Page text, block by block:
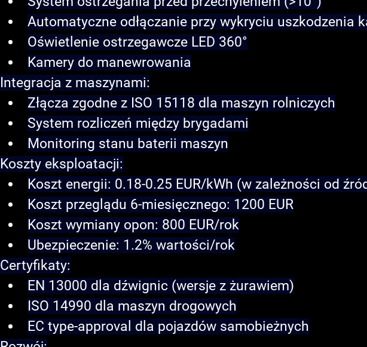
Automatyczne odłączanie przy wykryciu uszkodzenia
Oświetlenie ostrzegawcze LED 360°
Kamery do manewrowania
Integracja z maszynami:
Złącza zgodne z ISO 15118 dla maszyn rolniczych
System rozliczeń między brygadami
Monitoring stanu baterii maszyn
Koszty eksploatacji:
Koszt energii: 0.18-0.25 EUR/kWh (w zależności od
Koszt przeglądu 6-miesięcznego: 1200 EUR
Koszt wymiany opon: 800 EUR/rok
Ubezpieczenie: 1.2% wartości/rok
Certyfikaty:
EN 13000 dla dźwignic (wersje z żurawiem)
ISO 14990 dla maszyn drogowych
EC type-approval dla pojazdów samobieżnych